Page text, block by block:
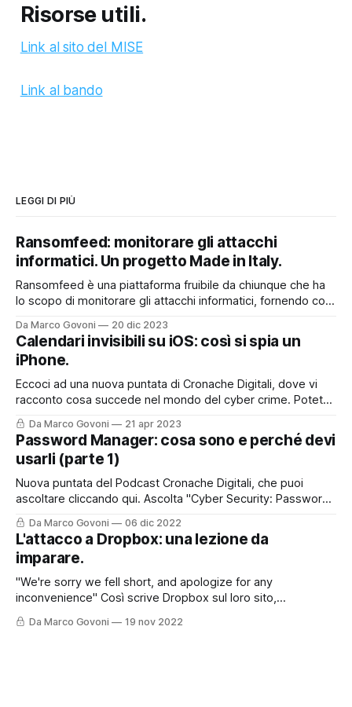
Risorse utili.
Link al sito del MISE
Link al bando
LEGGI DI PIÙ
Ransomfeed: monitorare gli attacchi
informatici. Un progetto Made in Italy.
Ransomfeed è una piattaforma fruibile da chiunque che ha
lo scopo di monitorare gli attacchi informatici, fornendo così
security, ma non solo. E' anche uno strumento divulgativo
che permette a tutti quanti di poter accedere ad
informazioni che spesso
Da Marco Govoni 20 dic 2023
Calendari invisibili su iOS: così si spia un
iPhone.
Eccoci ad una nuova puntata di Cronache Digitali, dove vi
racconto cosa succede nel mondo del cyber crime. Potete
asoltare la puntata sul mio Podcast, cliccando qui o nel box
sottostante, oppure, continuare a leggere per trovare tutti i
riferimenti ed i link presenti nella storia del podcast di oggi.
Da Marco Govoni 21 apr 2023
Password Manager: cosa sono e perché devi
usarli (parte 1)
Nuova puntata del Podcast Cronache Digitali, che puoi
ascoltare cliccando qui. Ascolta "Cyber Security: Password
Manager. Cosa sono e perché devi usarli." su Spreaker.
Oggi vi lascio anche il contributo con questo post perché
l'argomento è molto interessante e certamente andrà
Da Marco Govoni 06 dic 2022
L'attacco a Dropbox: una lezione da
imparare.
"We're sorry we fell short, and apologize for any
inconvenience" Così scrive Dropbox sul loro sito,
raccontando come sia stato possibile - e come sia stato
gestito - un recente attacco informatico. Ma partiamo
Da Marco Govoni 19 nov 2022